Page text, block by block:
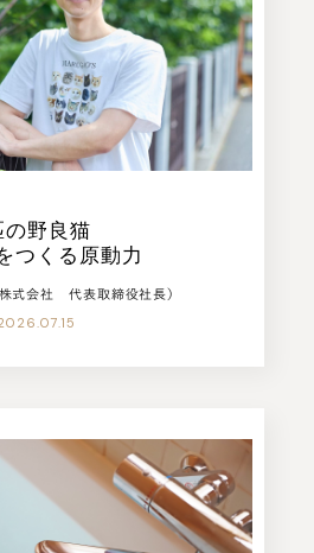
野良猫
つくる原動力
式会社 代表取締役社長）